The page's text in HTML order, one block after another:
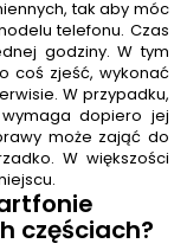
tak aby móc
telefonu. Czas
godziny. W tym
coś zjeść, wykonać
W przypadku,
dopiero jej
może zająć do
W większości
częściach?